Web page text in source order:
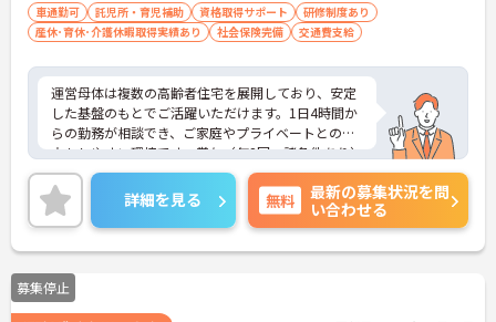
車通勤可 託児所・育児補助 資格取得サポート
研修制度あり
産休･育休･介護休暇取得実績あり
社会保険完備 交通費支給
運営母体は複数の高齢者住宅を展開しており、安定
した基盤のもとでご活躍いただけます。1日4時間か
らの勤務が相談でき、ご家庭やプライベートとの両
立もしやすい環境です。賞与（年2回、諸条件あり）
や昇給の実績もあり、あなたの頑張りがしっかりと
評価されます。無料の社員給食（1日1食）や、育休
からの復職をサポートする育児給付金+（プラス）
制度（最大10万円）、資格取得支援制度（最大10万
円補助）など、福利厚生も充実しています。社内研
修やキャリアパス制度も整っており、スキルアップ
を目指したい方にも最適です。ご興味のある方に
は、面接対策ポイントなど、さらに詳細をお話しし
詳細を見る 無料
最新の募集状況を問
い合わせる
募集停止